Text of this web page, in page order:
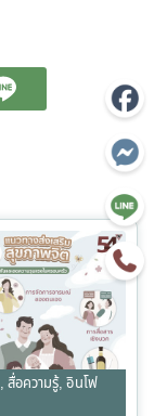
, สื่อความรู้,อินโฟ